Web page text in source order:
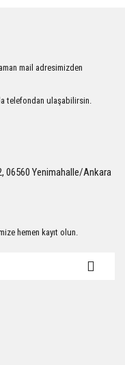
mail adresimizden
telefondan ulaşabilirsin.
06560 Yenimahalle/Ankara
hemen kayıt olun.